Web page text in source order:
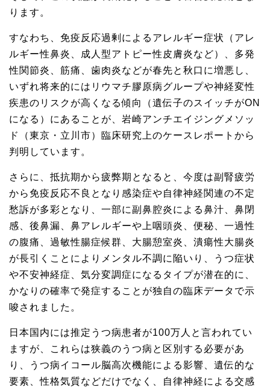
ります。
すなわち、免疫反応過剰によるアレルギー症状（アレ
ルギー性鼻炎、成人型アトピー性皮膚炎など）、多発
性関節炎、筋痛、歯肉炎などが春先と秋口に増悪し、
いずれ将来的にはリウマチ膠原病グループや神経変性
疾患のリスクが高くなる傾向（遺伝子のスイッチがON
になる）にあることが、岩崎アンチエイジングメソッ
ド（東京・立川市）臨床研究上のケースレポートから
判明しています。
さらに、抵抗期から疲弊期となると、今度は副腎疲労
から免疫反応不良となり感染症や自律神経関連の不定
愁訴が多彩となり、一部に副鼻腔炎による鼻汁、鼻閉
感、後鼻漏、鼻アレルギーや上咽頭炎、便秘、一過性
の腹痛、過敏性腸症候群、大腸憩室炎、潰瘍性大腸炎
が長引くことによりメンタル不調に陥いり、うつ症状
や不安神経症、気分変調症になるタイプが潜在的に、
かなりの確率で発症することが独自の臨床データで示
唆されました。
日本国内には推定うつ病患者が100万人と言われてい
ますが、これらは狭義のうつ病と区別する必要があ
り、うつ病イコール脳高次機能による影響、遺伝的な
要素、性格気質などだけでなく、自律神経による交感